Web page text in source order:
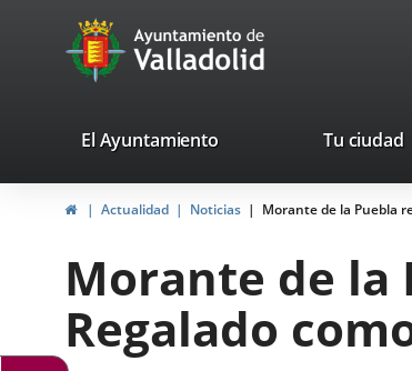
Portal
Web
Ayuntamiento
de
valladolid.es
El Ayuntamiento Tu ciudad
HomeActualidad Noticias Morante de la Puebla
Morante de la
Regalado